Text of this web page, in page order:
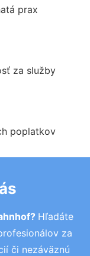
prax
za služby
poplatkov
Hľadáte
za
či nezáväznú